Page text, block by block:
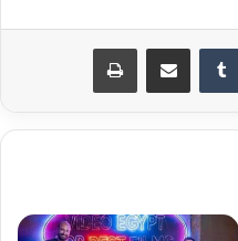
مشاركة عبر البريد طباعة